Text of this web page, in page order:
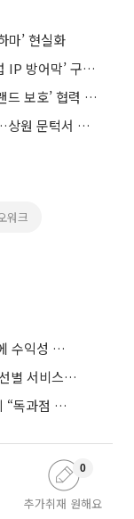
마’ 현실화
알리바바·화장품협회·EUIPO, K뷰티 ‘유럽 IP 방어막’ 구축 총력
알리바바 라자다, 베트남·일본 당국과 ‘브랜드 보호’ 협력 체계 구축
美 클래리티 법안 연내 통과 가능성 13%…상원 문턱서 제동
워크
진에어, 2분기 영업손실 731억…“고유가에 수익성 악화”
새출발 트리니티항공, 재도약 나선다…노선별 서비스 차별화
따진다”
추가취재 원해요
0